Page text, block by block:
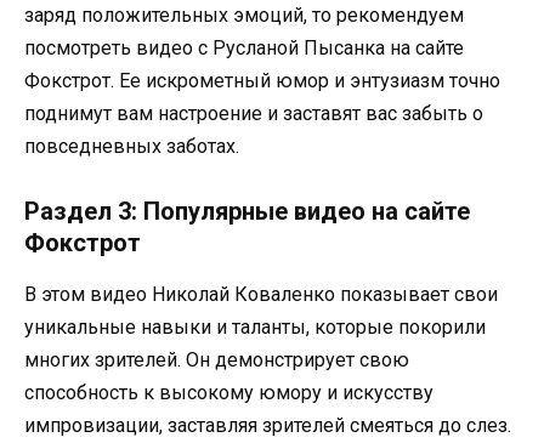
заряд положительных эмоций, то рекомендуем
посмотреть видео с Русланой Пысанка на сайте
Фокстрот. Ее искрометный юмор и энтузиазм точно
поднимут вам настроение и заставят вас забыть о
повседневных заботах.
Раздел 3: Популярные видео на сайте
Фокстрот
В этом видео Николай Коваленко показывает свои
уникальные навыки и таланты, которые покорили
многих зрителей. Он демонстрирует свою
способность к высокому юмору и искусству
импровизации, заставляя зрителей смеяться до слез.